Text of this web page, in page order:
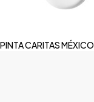
PINTA CARITAS MÉXICO